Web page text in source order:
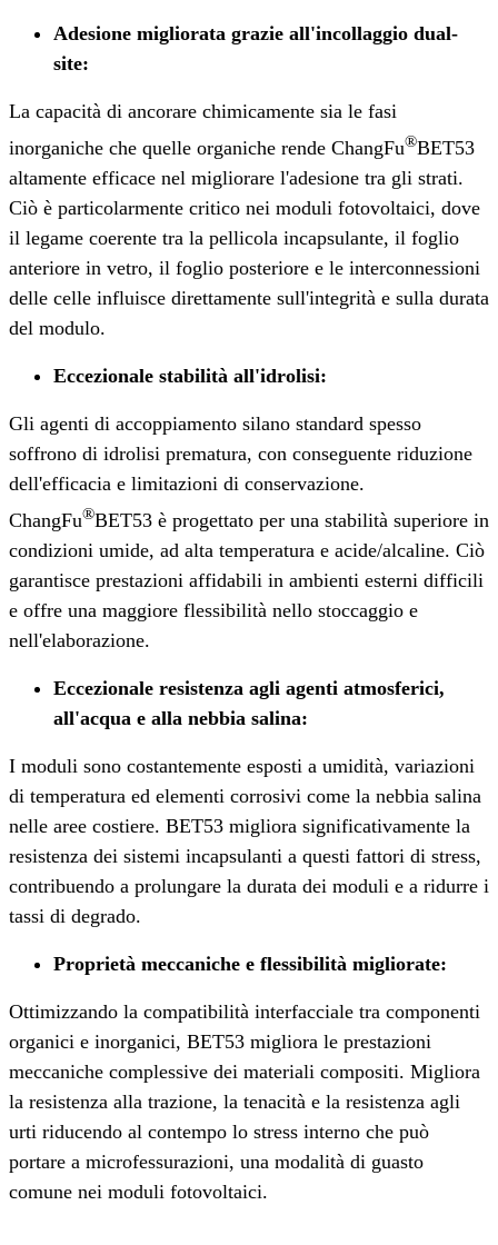
Adesione migliorata grazie all'incollaggio dual-
site:
La capacità di ancorare chimicamente sia le fasi
inorganiche che quelle organiche rende ChangFu®BET53
altamente efficace nel migliorare l'adesione tra gli strati.
Ciò è particolarmente critico nei moduli fotovoltaici, dove
il legame coerente tra la pellicola incapsulante, il foglio
anteriore in vetro, il foglio posteriore e le interconnessioni
delle celle influisce direttamente sull'integrità e sulla durata
del modulo.
Eccezionale stabilità all'idrolisi:
Gli agenti di accoppiamento silano standard spesso
soffrono di idrolisi prematura, con conseguente riduzione
dell'efficacia e limitazioni di conservazione.
ChangFu®BET53 è progettato per una stabilità superiore in
condizioni umide, ad alta temperatura e acide/alcaline. Ciò
garantisce prestazioni affidabili in ambienti esterni difficili
e offre una maggiore flessibilità nello stoccaggio e
nell'elaborazione.
Eccezionale resistenza agli agenti atmosferici,
all'acqua e alla nebbia salina:
I moduli sono costantemente esposti a umidità, variazioni
di temperatura ed elementi corrosivi come la nebbia salina
nelle aree costiere. BET53 migliora significativamente la
resistenza dei sistemi incapsulanti a questi fattori di stress,
contribuendo a prolungare la durata dei moduli e a ridurre i
tassi di degrado.
Proprietà meccaniche e flessibilità migliorate:
Ottimizzando la compatibilità interfacciale tra componenti
organici e inorganici, BET53 migliora le prestazioni
meccaniche complessive dei materiali compositi. Migliora
la resistenza alla trazione, la tenacità e la resistenza agli
urti riducendo al contempo lo stress interno che può
portare a microfessurazioni, una modalità di guasto
comune nei moduli fotovoltaici.